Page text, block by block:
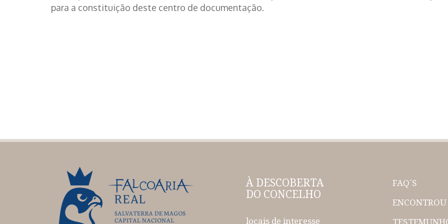
para a constituição deste centro de documentação.
À DESCOBERTA
DO CONCELHO
locais de interesse
FAQ´S